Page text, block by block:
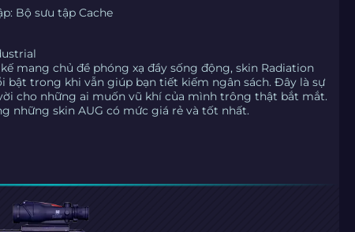
Bộ sưu tập Cache
mang chủ đề phóng xạ đầy sống động, skin Radiation
bật trong khi vẫn giúp bạn tiết kiếm ngân sách. Đây là sự
cho những ai muốn vũ khí của mình trông thật bắt mắt.
những skin AUG có mức giá rẻ và tốt nhất.